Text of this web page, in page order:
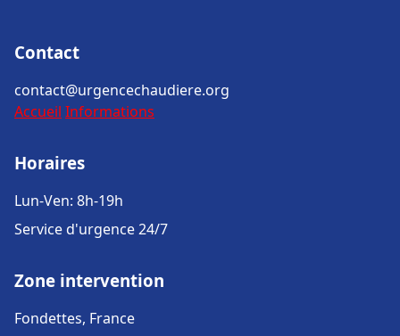
Contact
contact@urgencechaudiere.org
Accueil Informations
Horaires
Lun-Ven: 8h-19h
Service d'urgence 24/7
Zone intervention
Fondettes, France